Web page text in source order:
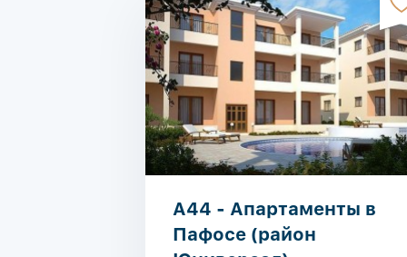
A44 - Апартаменты в
Пафосе (район